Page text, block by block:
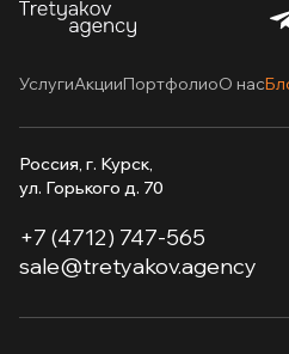
УслугиАкцииПортфолиоО нас
Россия, г. Курск,
ул. Горького д. 70
+7 (4712) 747-565
sale@tretyakov.agency